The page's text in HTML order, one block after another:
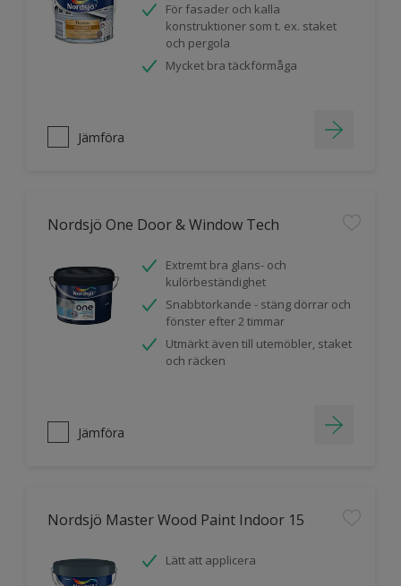
För fasader och kalla
konstruktioner som t. ex. staket
och pergola
Mycket bra täckförmåga
Jämföra
Nordsjö One Door & Window Tech
Extremt bra glans- och
kulörbeständighet
Snabbtorkande - stäng dörrar och
fönster efter 2 timmar
Utmärkt även till utemöbler, staket
och räcken
Jämföra
Nordsjö Master Wood Paint Indoor 15
Lätt att applicera